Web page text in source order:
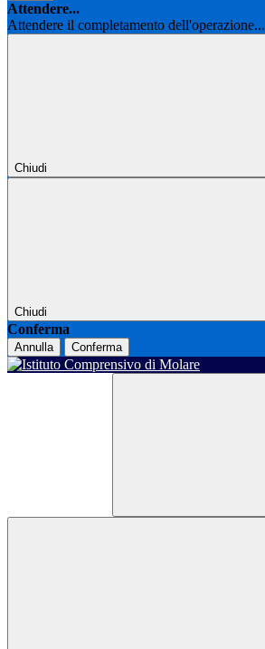
Attendere...
Attendere il completamento dell'operazione...
Chiudi
Chiudi
Conferma
Annulla Conferma